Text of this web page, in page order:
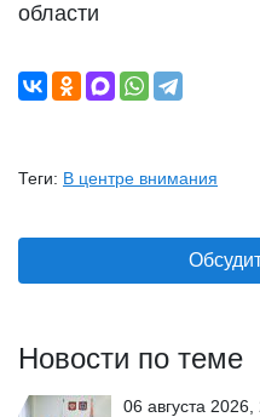
области
Теги: В центре внимания
Новости по теме
06 августа 2026,